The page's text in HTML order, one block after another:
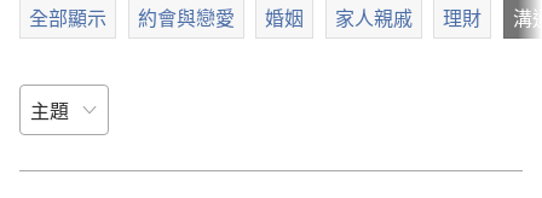
全部顯示 約會與戀愛 婚姻 家人親戚 理財 溝